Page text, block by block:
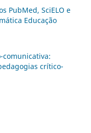
PubMed, SciELO e
Educação
comunicativa:
crítico-